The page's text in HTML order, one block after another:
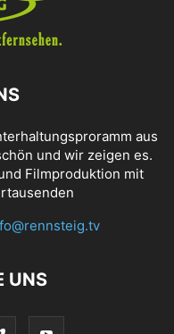
aus
und wir zeigen es.
Filmproduktion mit
UNS